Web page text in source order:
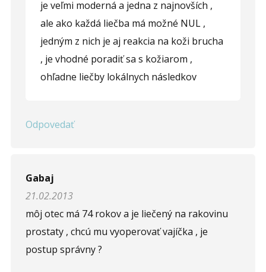
je veľmi moderná a jedna z najnovších ,
ale ako každá liečba má možné NUL ,
jedným z nich je aj reakcia na koži brucha
, je vhodné poradiť sa s kožiarom ,
ohľadne liečby lokálnych následkov
Odpovedať
Gabaj
21.02.2013
môj otec má 74 rokov a je liečený na rakovinu
prostaty , chcú mu vyoperovať vajíčka , je
postup správny ?